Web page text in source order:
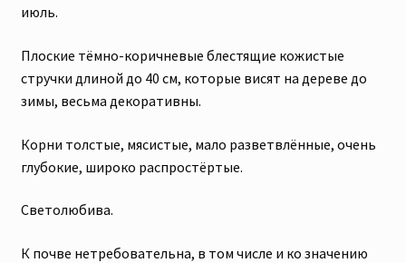
июль.
Плоские тёмно-коричневые блестящие кожистые
стручки длиной до 40 см, которые висят на дереве до
зимы, весьма декоративны.
Корни толстые, мясистые, мало разветвлённые, очень
глубокие, широко распростёртые.
Светолюбива.
К почве нетребовательна, в том числе и ко значению